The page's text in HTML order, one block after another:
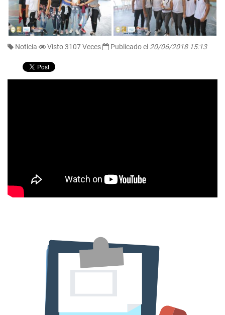
Noticia Visto 3107 Veces Publicado el 20/06/2018 15:13